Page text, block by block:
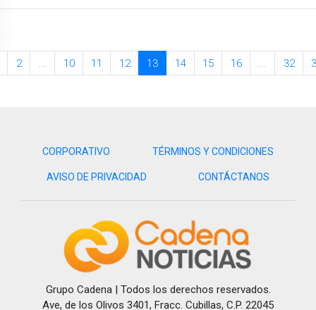
2 10 11 12 13 14 15 16 32
CORPORATIVO TÉRMINOS Y CONDICIONES
AVISO DE PRIVACIDAD CONTÁCTANOS
Grupo Cadena | Todos los derechos reservados.
Ave, de los Olivos 3401, Fracc. Cubillas, C.P. 22045